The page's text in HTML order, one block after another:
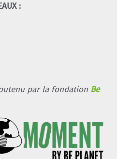
:
par la fondation Be